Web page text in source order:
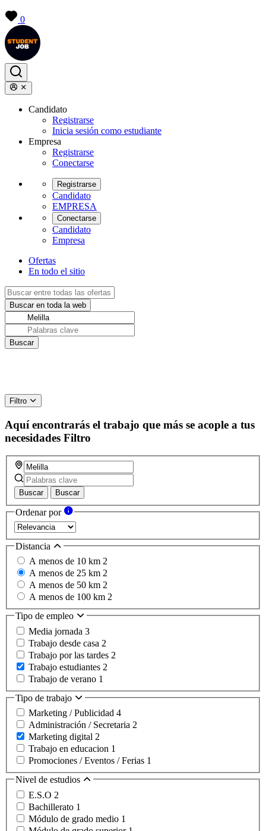
0
Candidato
Registrarse
Inicia sesión como estudiante
Empresa
Registrarse
Conectarse
Registrarse
Candidato
EMPRESA
Conectarse
Candidato
Empresa
Ofertas
En todo el sitio
Filtro
Aquí encontrarás el trabajo que más se acople a tus
necesidades Filtro
Buscar Buscar
Ordenar por
Distancia
A menos de 10 km 2
A menos de 25 km 2
A menos de 50 km 2
A menos de 100 km 2
Tipo de empleo
Media jornada 3
Trabajo desde casa 2
Trabajo por las tardes 2
Trabajo estudiantes 2
Trabajo de verano 1
Tipo de trabajo
Marketing / Publicidad 4
Administración / Secretaria 2
Marketing digital 2
Trabajo en educacion 1
Promociones / Eventos / Ferias 1
Nivel de estudios
E.S.O 2
Bachillerato 1
Módulo de grado medio 1